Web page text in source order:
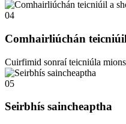
04
Comhairliúchán
Cuirfimid sonraí teicniúla
05
Seirbhís saincheaptha